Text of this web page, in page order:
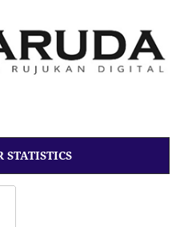
STATISTICS